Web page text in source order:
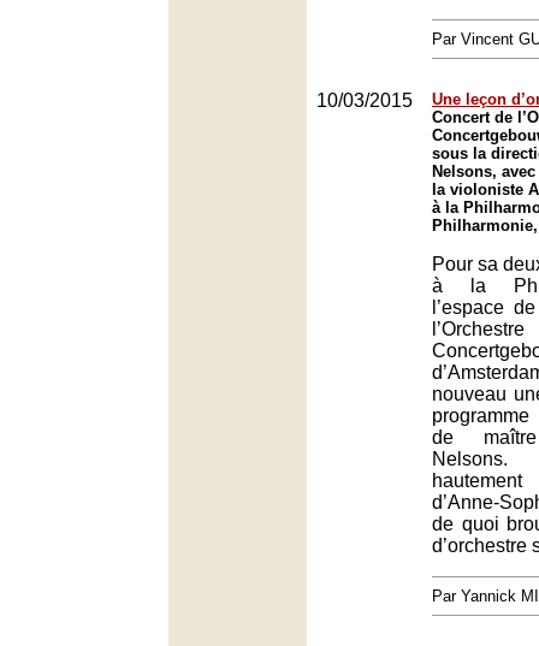
Par Vincent
10/03/2015
Une leçon
Concert de
sous la
Nelsons,
la violoniste
à la
Pour sa
à la
l’espace
nouveau
de
Nelsons.
d’Anne-
de quoi
d’orchestre
Par Yannick